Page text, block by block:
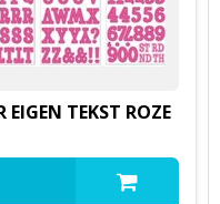
EIGEN TEKST ROZE